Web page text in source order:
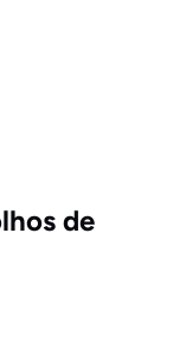
de